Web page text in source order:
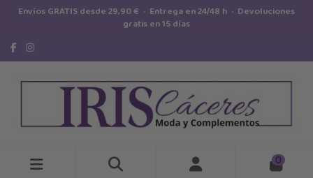
Envíos GRATIS desde 29,90 € · Entrega en 24/48 h · Devoluciones
gratis en 15 días
0